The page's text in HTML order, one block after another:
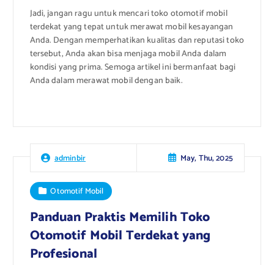
Jadi, jangan ragu untuk mencari toko otomotif mobil
terdekat yang tepat untuk merawat mobil kesayangan
Anda. Dengan memperhatikan kualitas dan reputasi toko
tersebut, Anda akan bisa menjaga mobil Anda dalam
kondisi yang prima. Semoga artikel ini bermanfaat bagi
Anda dalam merawat mobil dengan baik.
adminbir May, Thu, 2025
Otomotif Mobil
Panduan Praktis Memilih Toko
Otomotif Mobil Terdekat yang
Profesional